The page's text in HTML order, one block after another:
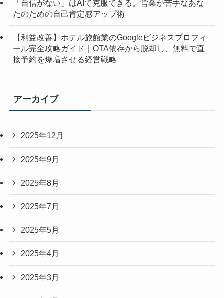
「自信がない」はAIで克服できる。営業が苦手なあな
たのための自己肯定感アップ術
【利益改善】ホテル旅館業のGoogleビジネスプロフィ
ール完全攻略ガイド｜OTA依存から脱却し、無料で直
接予約を爆増させる経営戦略
アーカイブ
2025年12月
2025年9月
2025年8月
2025年7月
2025年5月
2025年4月
2025年3月